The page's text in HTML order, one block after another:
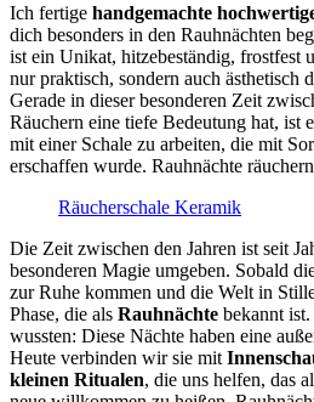
Ich fertige handgemachte
dich besonders in den Rauhnächten
ist ein Unikat, hitzebeständig, frostfest
nur praktisch, sondern auch ästhetisch
Gerade in dieser besonderen Zeit
Räuchern eine tiefe Bedeutung hat, ist
mit einer Schale zu arbeiten, die mit
erschaffen wurde. Rauhnächte
Räucherschale Keramik
Die Zeit zwischen den Jahren ist seit
besonderen Magie umgeben. Sobald
zur Ruhe kommen und die Welt in
Phase, die als Rauhnächte bekannt
wussten: Diese Nächte haben eine
Heute verbinden wir sie mit
kleinen Ritualen, die uns helfen, das